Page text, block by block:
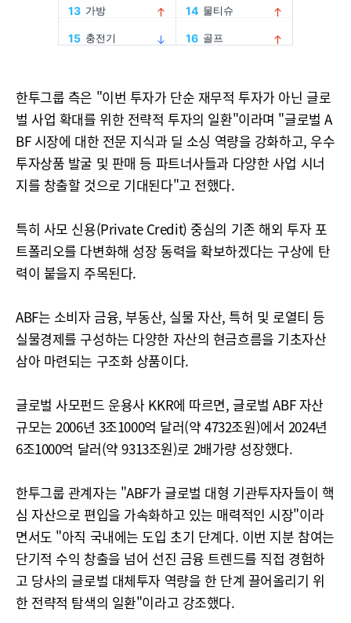
한투그룹 측은 "이번 투자가 단순 재무적 투자가 아닌 글로
벌 사업 확대를 위한 전략적 투자의 일환"이라며 "글로벌 A
BF 시장에 대한 전문 지식과 딜 소싱 역량을 강화하고, 우수
투자상품 발굴 및 판매 등 파트너사들과 다양한 사업 시너
지를 창출할 것으로 기대된다"고 전했다.
특히 사모 신용(Private Credit) 중심의 기존 해외 투자 포
트폴리오를 다변화해 성장 동력을 확보하겠다는 구상에 탄
력이 붙을지 주목된다.
ABF는 소비자 금융, 부동산, 실물 자산, 특허 및 로열티 등
실물경제를 구성하는 다양한 자산의 현금흐름을 기초자산
삼아 마련되는 구조화 상품이다.
글로벌 사모펀드 운용사 KKR에 따르면, 글로벌 ABF 자산
규모는 2006년 3조1000억 달러(약 4732조원)에서 2024년
6조1000억 달러(약 9313조원)로 2배가량 성장했다.
한투그룹 관계자는 "ABF가 글로벌 대형 기관투자자들이 핵
심 자산으로 편입을 가속화하고 있는 매력적인 시장"이라
면서도 "아직 국내에는 도입 초기 단계다. 이번 지분 참여는
단기적 수익 창출을 넘어 선진 금융 트렌드를 직접 경험하
고 당사의 글로벌 대체투자 역량을 한 단계 끌어올리기 위
한 전략적 탐색의 일환"이라고 강조했다.